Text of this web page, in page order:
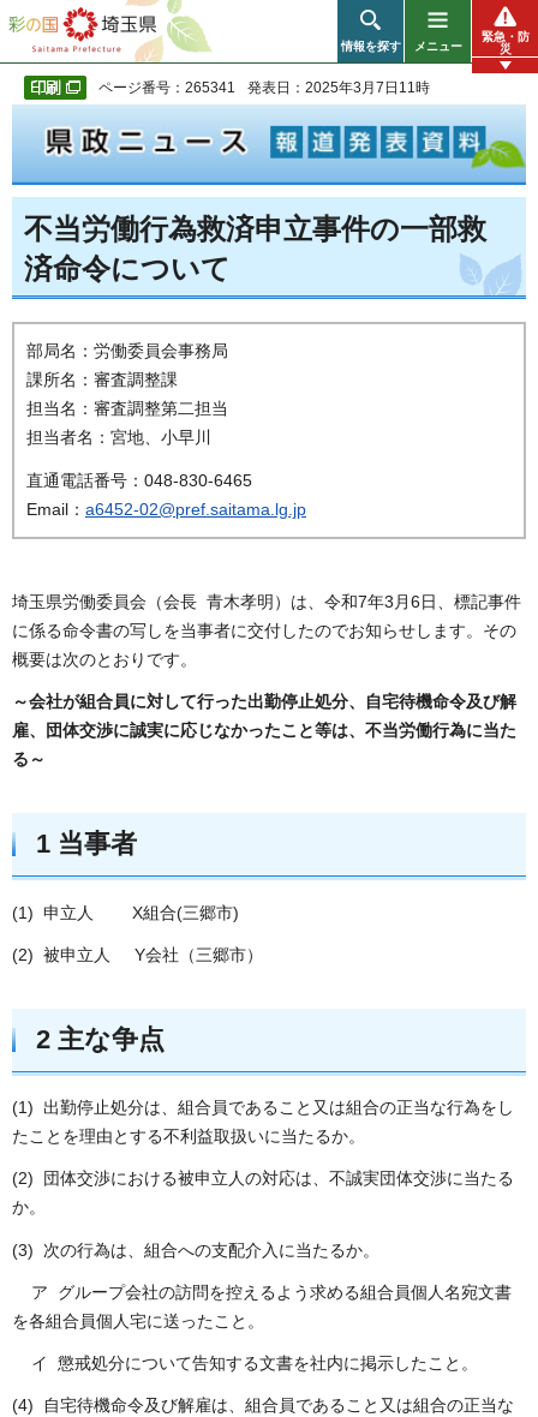
彩の国 埼玉県
情報を探す メニュー
緊急・防
災
ページ番号：265341 発表日：2025年3月7日11時
不当労働行為救済申立事件の一部救
済命令について
部局名：労働委員会事務局
課所名：審査調整課
担当名：審査調整第二担当
担当者名：宮地、小早川
直通電話番号：048-830-6465
Email： a6452-02@pref.saitama.lg.jp
埼玉県労働委員会（会長 青木孝明）は、令和7年3月6日、標記事件
に係る命令書の写しを当事者に交付したのでお知らせします。その
概要は次のとおりです。
～会社が組合員に対して行った出勤停止処分、自宅待機命令及び解
雇、団体交渉に誠実に応じなかったこと等は、不当労働行為に当た
る～
1 当事者
(1) 申立人 X組合(三郷市)
(2) 被申立人 Y会社（三郷市）
2 主な争点
(1) 出勤停止処分は、組合員であること又は組合の正当な行為をし
たことを理由とする不利益取扱いに当たるか。
(2) 団体交渉における被申立人の対応は、不誠実団体交渉に当たる
か。
(3) 次の行為は、組合への支配介入に当たるか。
ア グループ会社の訪問を控えるよう求める組合員個人名宛文書
を各組合員個人宅に送ったこと。
イ 懲戒処分について告知する文書を社内に掲示したこと。
(4) 自宅待機命令及び解雇は、組合員であること又は組合の正当な